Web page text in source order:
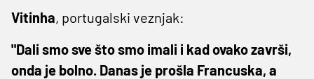
Vitinha, portugalski veznjak:
"Dali smo sve što smo imali i kad ovako završi,
onda je bolno. Danas je prošla Francuska, a